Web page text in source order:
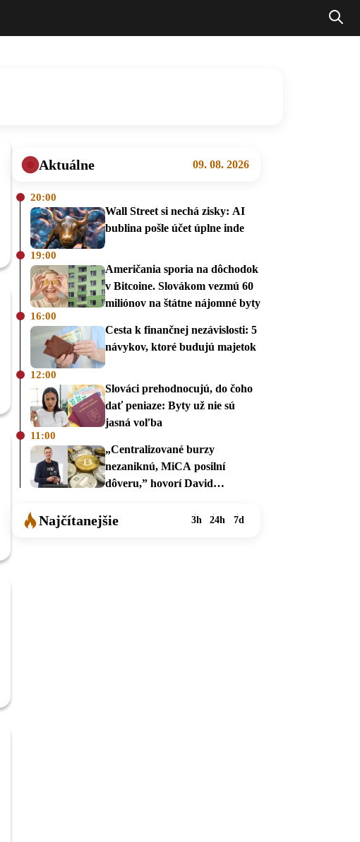
Aktuálne 09. 08. 2026
20:00
Wall Street si nechá zisky: AI
bublina pošle účet úplne inde
19:00
Američania sporia na dôchodok
v Bitcoine. Slovákom vezmú 60
miliónov na štátne nájomné byty
16:00
Cesta k finančnej nezávislosti: 5
návykov, ktoré budujú majetok
12:00
Slováci prehodnocujú, do čoho
dať peniaze: Byty už nie sú
jasná voľba
11:00
„Centralizované burzy
nezaniknú, MiCA posilní
dôveru,” hovorí David
Najčítanejšie 3h 24h 7d